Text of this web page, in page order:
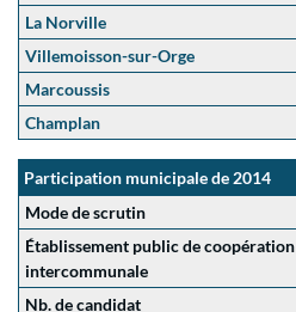
La Norville
Villemoisson-sur-Orge
Marcoussis
Champlan
Participation municipale de 2014
Mode de scrutin
Établissement public de coopération
intercommunale
Nb. de candidat